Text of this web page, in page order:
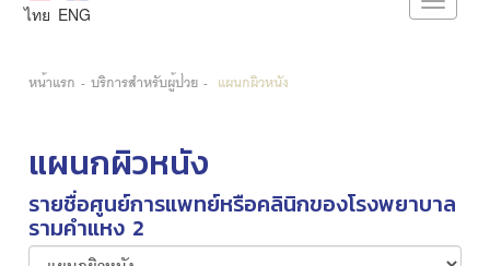
ENG
ไทย
Toggle
หน้าแรก บริการสำหรับผู้ป่วย แผนกผิวหนัง
แผนกผิวหนัง
รายชื่อศูนย์การแพทย์หรือคลินิกของโรงพยาบาล
รามคำแหง 2